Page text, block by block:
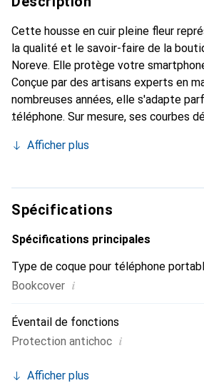
Cette housse en cuir pleine fleur
la qualité et le savoir-faire de la
Noreve. Elle protège votre
Conçue par des artisans experts en
nombreuses années, elle s'adapte
téléphone. Sur mesure, ses courbes
et indispensable pour votre
marque Noreve est un choix sûr pour
exigeante.
Afficher plus
Spécifications
Spécifications principales
Type de coque pour téléphone
Bookcover i
Éventail de fonctions
Protection antichoc i
Afficher plus